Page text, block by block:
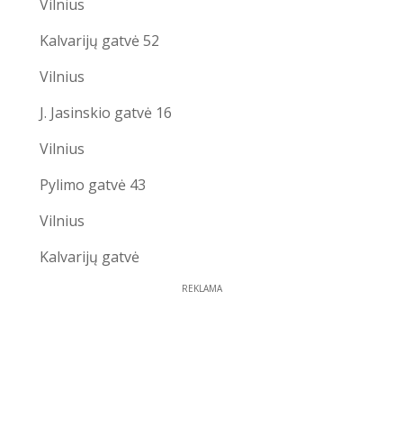
Vilnius
Kalvarijų gatvė 52
Vilnius
J. Jasinskio gatvė 16
Vilnius
Pylimo gatvė 43
Vilnius
Kalvarijų gatvė
REKLAMA